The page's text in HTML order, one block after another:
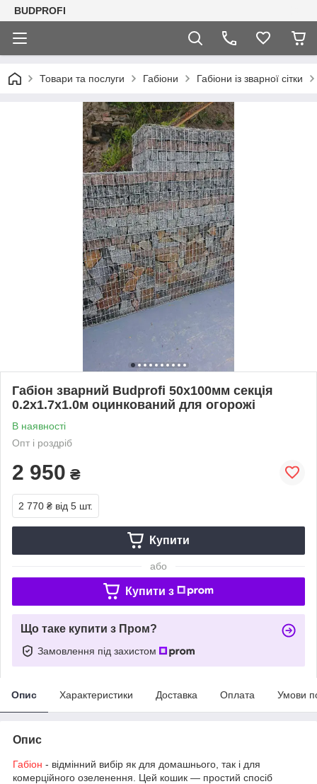
BUDPROFI
Товари та послуги Габіони Габіони із зварної сітки
Габіон зварний Budprofi 50х100мм секція
0.2х1.7х1.0м оцинкований для огорожі
В наявності
Опт і роздріб
2 950 ₴
2 770 ₴ від 5 шт.
Купити
або
Купити з
Що таке купити з Пром?
Замовлення під захистом
Опис Характеристики Доставка Оплата Умови
Опис
Габіон - відмінний вибір як для домашнього, так і для
комерційного озеленення. Цей кошик — простий спосіб